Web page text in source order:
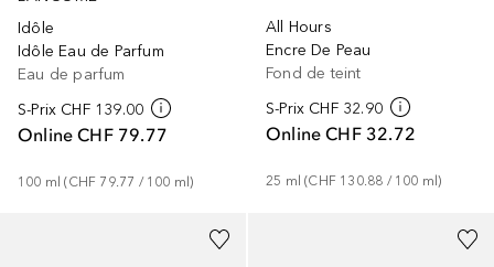
Idôle
Idôle Eau de Parfum
Eau de parfum
S-Prix CHF 139.00
Online CHF 79.77
100 ml (CHF 79.77 / 100 ml)
All Hours
Encre De Peau
Fond de teint
S-Prix CHF 32.90
Online CHF 32.72
25 ml (CHF 130.88 / 100 ml)